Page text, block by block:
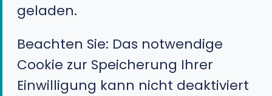
geladen.
Beachten Sie: Das notwendige
Cookie zur Speicherung Ihrer
Einwilligung kann nicht deaktiviert